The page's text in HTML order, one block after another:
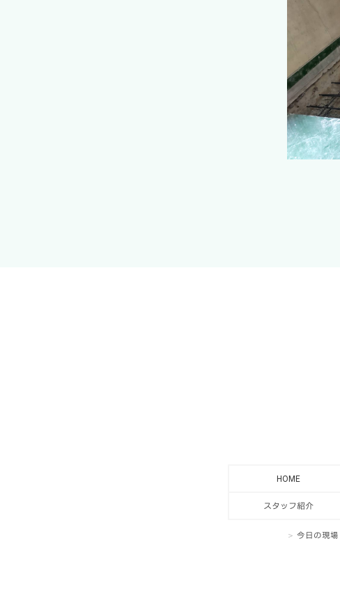
HOME
スタッフ紹介
今日の現場